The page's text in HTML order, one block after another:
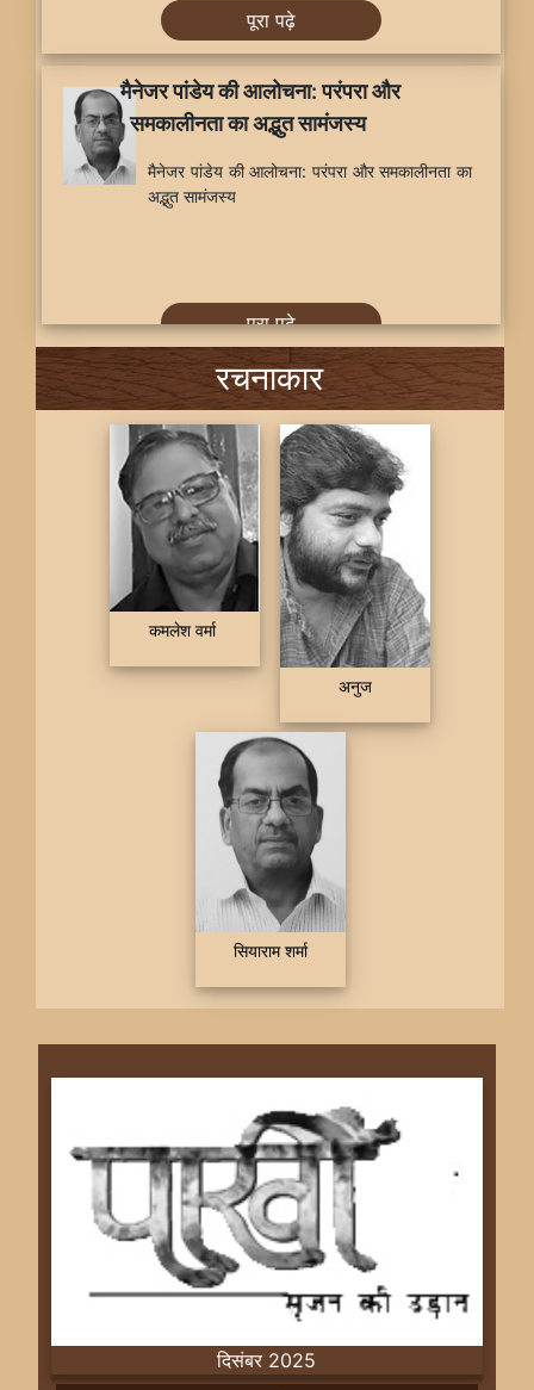
पूरा पढ़े
मैनेजर पांडेय की आलोचना: परंपरा और
समकालीनता का अद्भुत सामंजस्य
मैनेजर पांडेय की आलोचना: परंपरा और समकालीनता का
अद्भुत सामंजस्य
पूरा पढ़े
रचनाकार
कमलेश वर्मा
अनुज
सियाराम शर्मा
दिसंबर 2025